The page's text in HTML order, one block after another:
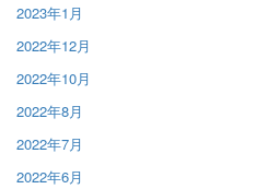
2023年1月
2022年12月
2022年10月
2022年8月
2022年7月
2022年6月